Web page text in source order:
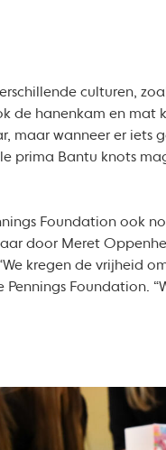
culturen,
de hanenkam en mat
maar wanneer er iets
prima Bantu knots
Foundation ook
door Meret
kregen de vrijheid
Foundation.